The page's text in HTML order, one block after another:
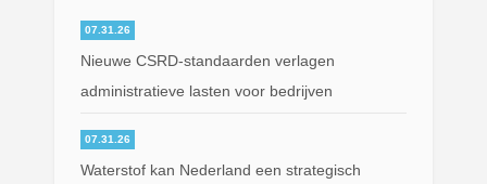
07.31.26
Nieuwe CSRD-standaarden verlagen
administratieve lasten voor bedrijven
07.31.26
Waterstof kan Nederland een strategisch